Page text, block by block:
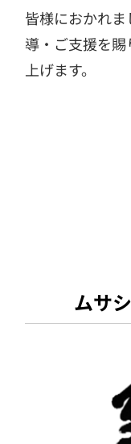
皆様におかれ
導・ご支援を
上げます。
ムサ